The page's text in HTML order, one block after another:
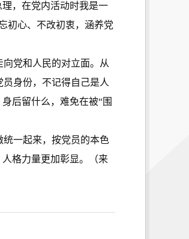
，在党内活动时我是一
初心、不改初衷，涵养党
党和人民的对立面。从
身份，不记得自己是人
后留什么，难免在被“围
一起来，按党员的本色
格力量更加彰显。
（来